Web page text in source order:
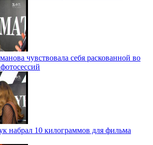
чувствовала себя раскованной во
набрал 10 килограммов для фильма